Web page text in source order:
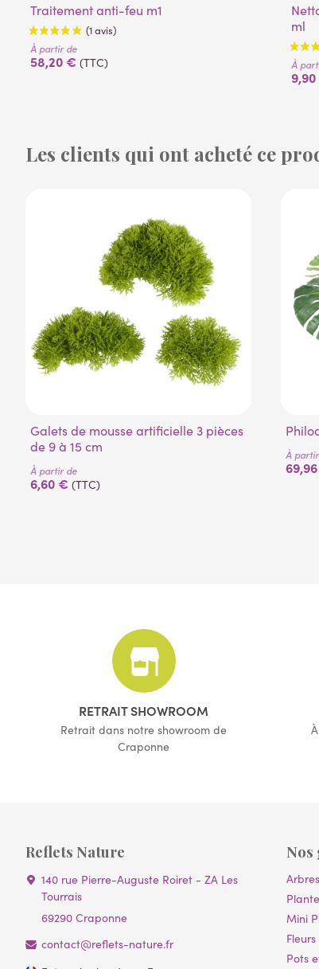
Traitement anti-feu m1
À partir de
58,20 € (TTC)
Nettoyant pour plantes artificielles 500
ml
À
Les clients qui ont acheté ce
Galets de mousse artificielle 3 pièces
de 9 à 15 cm
À partir de
6,60 € (TTC)
À
RETRAIT SHOWROOM
Retrait dans notre showroom de
Craponne
Reflets Nature
140 rue Pierre-Auguste Roiret - ZA Les
Tourrais
69290 Craponne
contact@reflets-nature.fr
Nos
Mini
Pots